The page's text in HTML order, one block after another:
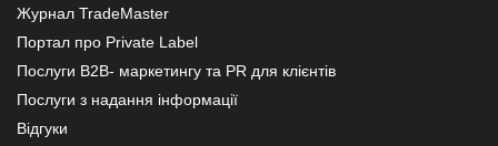
Журнал TradeMaster
Портал про Private Label
Послуги В2В- маркетингу та PR для клієнтів
Послуги з надання інформації
Відгуки